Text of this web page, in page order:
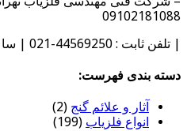
09102181088
| تلفن ثابت : 44569250-021 | ساعات تماس همه روزه 9 الی 17
دسته بندی فهرست:
آثار و علائم گنج (2)
انواع فلزیاب (199)